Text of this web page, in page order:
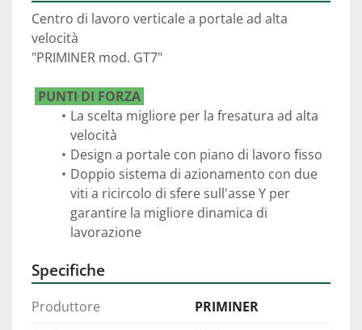
Centro di lavoro verticale a portale ad alta
velocità
"PRIMINER mod. GT7"
PUNTI DI FORZA
La scelta migliore per la fresatura ad alta
velocità
Design a portale con piano di lavoro fisso
Doppio sistema di azionamento con due
viti a ricircolo di sfere sull'asse Y per
garantire la migliore dinamica di
Specifiche
Produttore
PRIMINER